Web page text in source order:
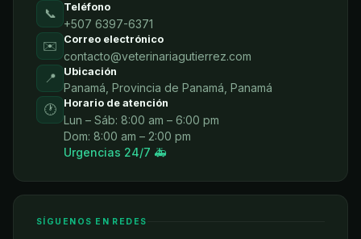
📞 Teléfono
+507 6397-6371
✉️ Correo electrónico
contacto@veterinariagutierrez.com
📍 Ubicación
Panamá, Provincia de Panamá, Panamá
🕐 Horario de atención
Lun – Sáb: 8:00 am – 6:00 pm
Dom: 8:00 am – 2:00 pm
Urgencias 24/7 🚑
SÍGUENOS EN REDES